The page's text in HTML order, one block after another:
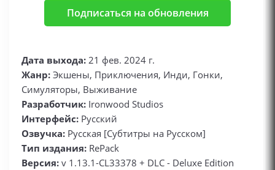
Подписаться на обновления
Дата выхода: 21 фев. 2024 г.
Жанр: Экшены, Приключения, Инди, Гонки,
Симуляторы, Выживание
Разработчик: Ironwood Studios
Интерфейс: Русский
Озвучка: Русская [Субтитры на Русском]
Тип издания: RePack
Версия: v 1.13.1-CL33378 + DLC - Deluxe Edition